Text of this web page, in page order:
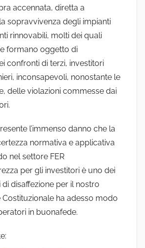
accennata, diretta a
sopravvivenza degli impianti
rinnovabili, molti dei quali
formano oggetto di
confronti di terzi, investitori
inconsapevoli, nonostante le
delle violazioni commesse dai
l’immenso danno che la
normativa e applicativa
nel settore FER
per gli investitori è uno dei
disaffezione per il nostro
Costituzionale ha adesso modo
in buonafede.